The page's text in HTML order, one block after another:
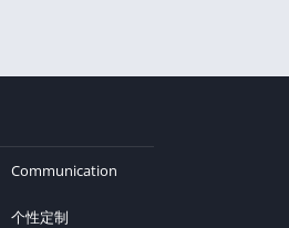
Communication
个性定制